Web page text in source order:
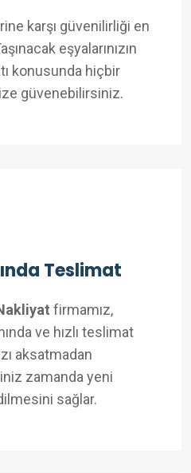
karşı güvenilirliği en
eşyalarınızın
konusunda hiçbir
güvenebilirsiniz.
Teslimat
firmamız,
ve hızlı teslimat
aksatmadan
zamanda yeni
sağlar.